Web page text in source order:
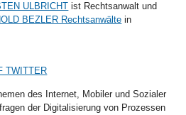
ULBRICHT ist Rechtsanwalt und
BEZLER Rechtsanwälte in
TWITTER
des Internet, Mobiler und Sozialer
der Digitalisierung von Prozessen